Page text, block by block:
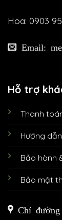
Hoa: 0903
Email:
Hỗ trợ
Thanh
Hướng
Bảo hành
Bảo mật
Chỉ